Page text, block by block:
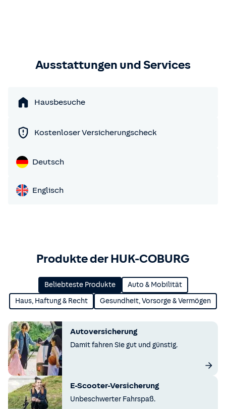
Ausstattungen und Services
Hausbesuche
Kostenloser Versicherungscheck
Deutsch
Englisch
Produkte der HUK-COBURG
Beliebteste Produkte Auto & Mobilität
Haus, Haftung & Recht Gesundheit, Vorsorge & Vermögen
Autoversicherung
Damit fahren Sie gut und günstig.
E-Scooter-Versicherung
Unbeschwerter Fahrspaß.